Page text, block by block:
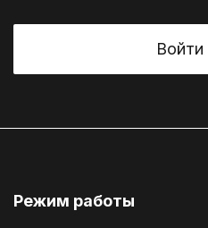
Режим работы